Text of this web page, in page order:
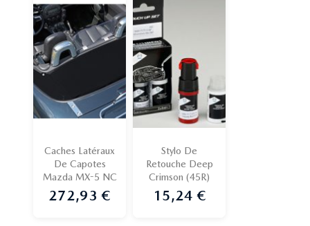
Caches Latéraux
De Capotes
Mazda MX-5 NC
Prix
272,93 €
Stylo De
Retouche Deep
Crimson (45R)
Prix
15,24 €